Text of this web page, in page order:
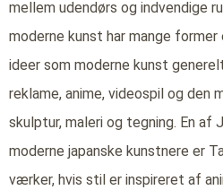
mellem udendørs og indvendige
moderne kunst har mange
ideer som moderne kunst
reklame, anime, videospil og den
skulptur, maleri og tegning. En af
moderne japanske kunstnere er
værker, hvis stil er inspireret af